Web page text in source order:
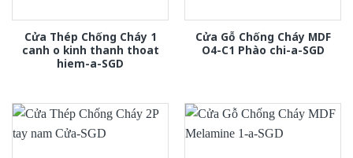
Cửa Thép Chống Cháy 1
canh o kinh thanh thoat
hiem-a-SGD
Cửa Gỗ Chống Cháy MDF
O4-C1 Phào chi-a-SGD